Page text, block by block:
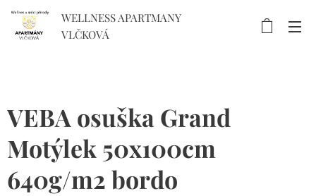
WELLNESS APARTMANY
VLČKOVÁ
VEBA osuška Grand
Motýlek 50x100cm
640g/m2 bordo